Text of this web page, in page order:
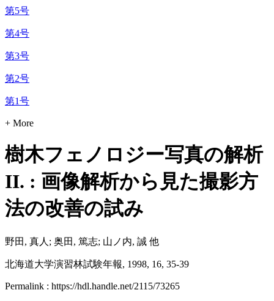
第5号
第4号
第3号
第2号
第1号
+ More
樹木フェノロジー写真の解析
II. : 画像解析から見た撮影方
法の改善の試み
野田, 真人; 奥田, 篤志; 山ノ内, 誠 他
北海道大学演習林試験年報, 1998, 16, 35-39
Permalink : https://hdl.handle.net/2115/73265